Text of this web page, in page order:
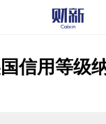
信用等级